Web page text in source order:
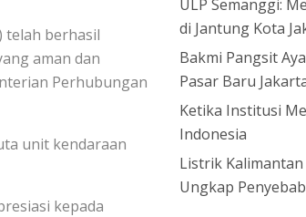
telah berhasil
aman dan
Perhubungan
unit kendaraan
kepada
ULP Semanggi:
di Jantung Kota
Bakmi Pangsit
Pasar Baru
Ketika Institusi
Indonesia
Listrik
Ungkap